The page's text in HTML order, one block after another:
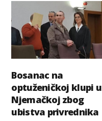
Bosanac na
optuženičkoj klupi u
Njemačkoj zbog
ubistva privrednika